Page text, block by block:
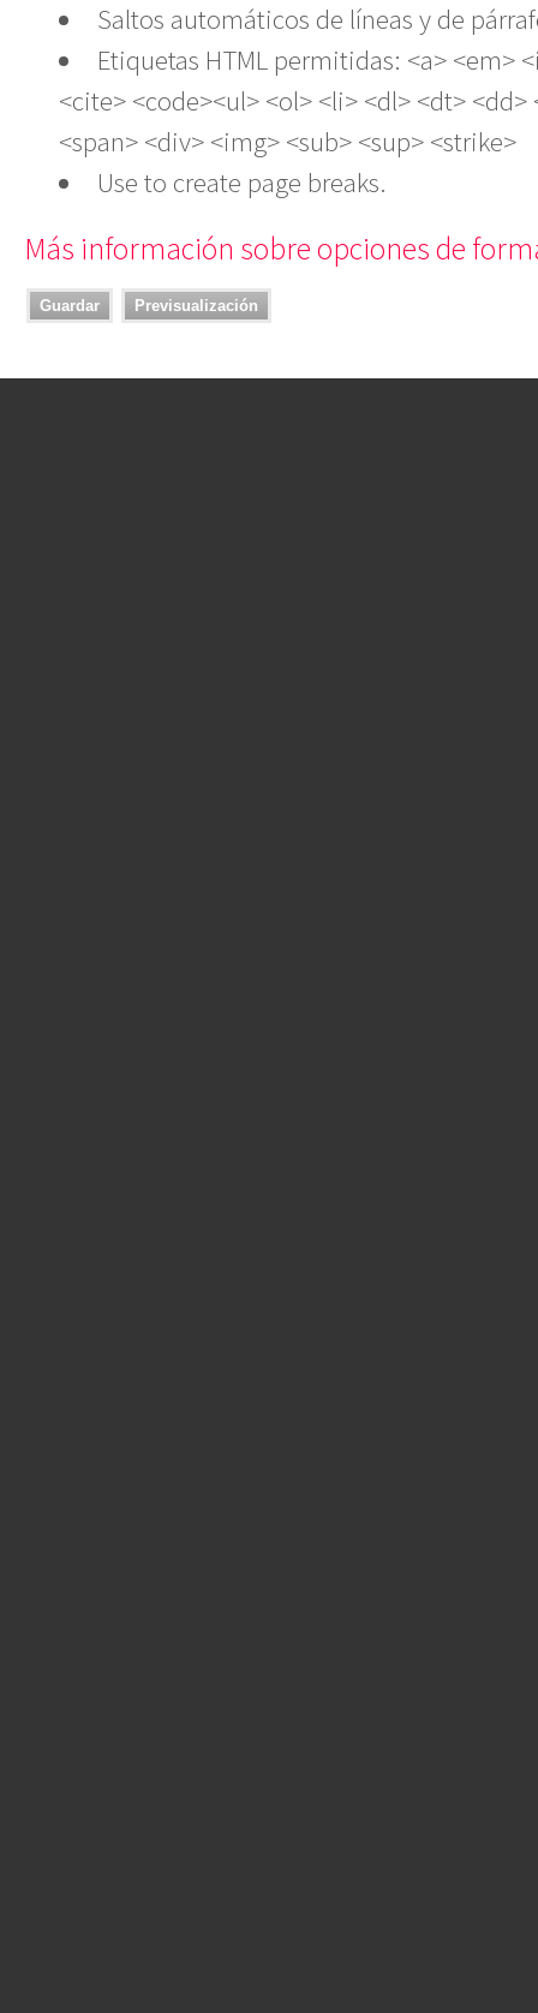
Saltos automáticos de líneas y de
Etiquetas HTML permitidas: <a> <em>
<cite> <code><ul> <ol> <li> <dl> <dt>
<span> <div> <img> <sub> <sup> <strike>
Use to create page breaks.
Más información sobre opciones de